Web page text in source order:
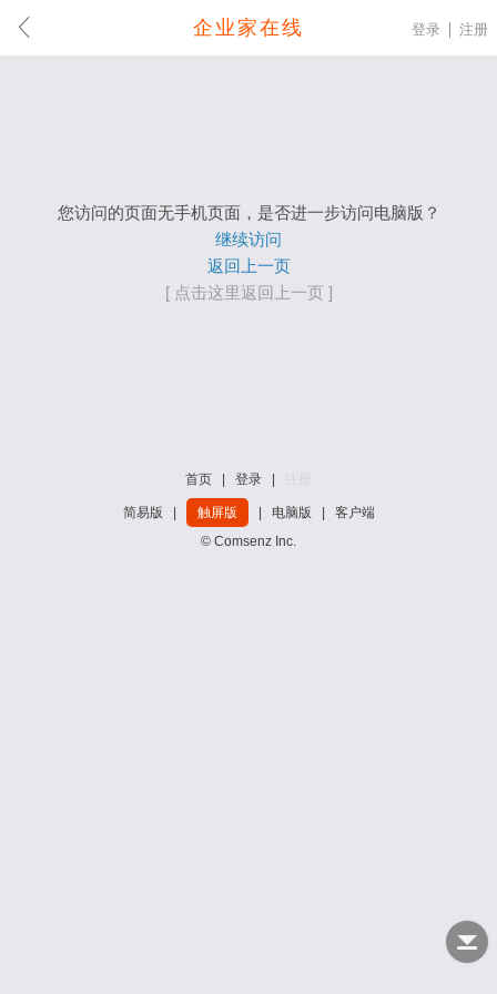
企业家在线 登录 注册
您访问的页面无手机页面，是否进一步访问电脑版？
继续访问
返回上一页
[ 点击这里返回上一页 ]
首页 登录
简易版 触屏版 电脑版
客户端
© Comsenz Inc.